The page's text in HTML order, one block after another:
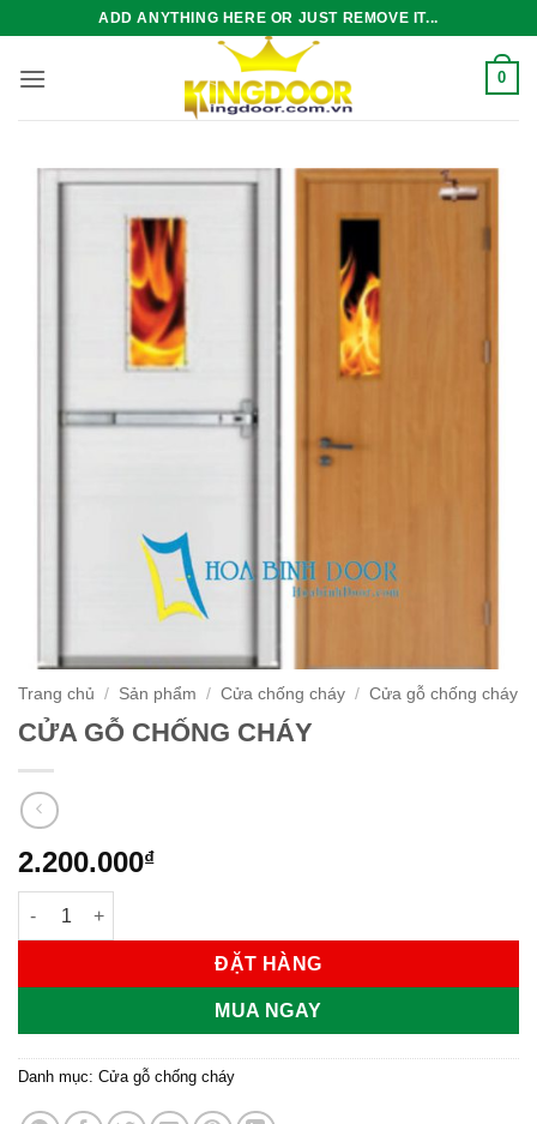
nội
ADD ANYTHING HERE OR JUST REMOVE IT...
0
Trang chủ / Sản phẩm / Cửa chống cháy / Cửa gỗ chống cháy
CỬA GỖ CHỐNG CHÁY
2.200.000₫
CỬA GỖ CHỐNG CHÁY số lượng
ĐẶT HÀNG
MUA NGAY
Danh mục: Cửa gỗ chống cháy